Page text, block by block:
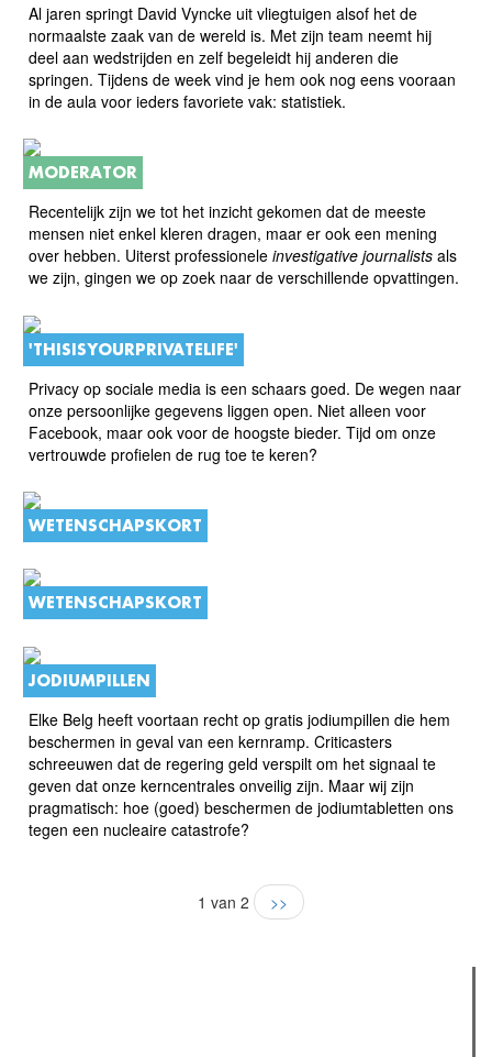
Al jaren springt David Vyncke uit vliegtuigen alsof het de
normaalste zaak van de wereld is. Met zijn team neemt hij
deel aan wedstrijden en zelf begeleidt hij anderen die
springen. Tijdens de week vind je hem ook nog eens vooraan
in de aula voor ieders favoriete vak: statistiek.
MODERATOR
Recentelijk zijn we tot het inzicht gekomen dat de meeste
mensen niet enkel kleren dragen, maar er ook een mening
over hebben. Uiterst professionele investigative journalists als
we zijn, gingen we op zoek naar de verschillende opvattingen.
'THISISYOURPRIVATELIFE'
Privacy op sociale media is een schaars goed. De wegen naar
onze persoonlijke gegevens liggen open. Niet alleen voor
Facebook, maar ook voor de hoogste bieder. Tijd om onze
vertrouwde profielen de rug toe te keren?
WETENSCHAPSKORT
WETENSCHAPSKORT
JODIUMPILLEN
Elke Belg heeft voortaan recht op gratis jodiumpillen die hem
beschermen in geval van een kernramp. Criticasters
schreeuwen dat de regering geld verspilt om het signaal te
geven dat onze kerncentrales onveilig zijn. Maar wij zijn
pragmatisch: hoe (goed) beschermen de jodiumtabletten ons
tegen een nucleaire catastrofe?
1 van 2 >>